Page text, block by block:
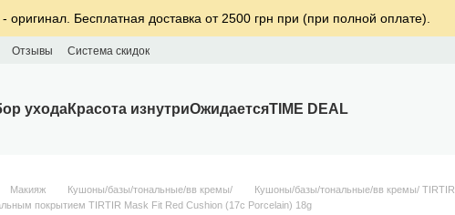
Бесплатная доставка от 2500 грн при (при полной оплате).
Отзывы Система скидок
уходаКрасота изнутриОжидаетсяTIME DEAL
Макияж Кушоны/базы/тональные/вв кремы/
Кушоны/базы/тональные/вв кремы/ TIRTIR
покрытием TIRTIR Mask Fit Red Cushion (17c Porcelain) 18g